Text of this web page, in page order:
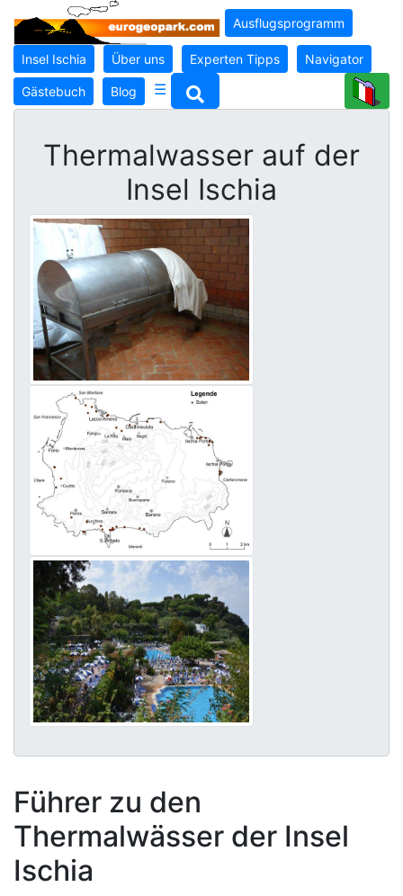
Ausflugsprogramm
Insel Ischia Über uns Experten Tipps Navigator
Gästebuch Blog ☰
Thermalwasser auf der
Insel Ischia
Führer zu den
Thermalwässer der Insel
Ischia